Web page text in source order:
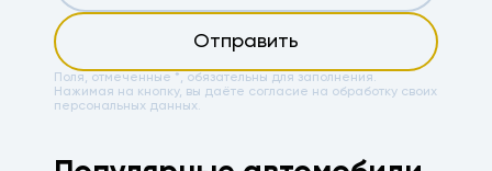
Отправить
Поля, отмеченные *, обязательны для заполнения.
Нажимая на кнопку, вы даёте согласие на обработку своих
персональных данных.